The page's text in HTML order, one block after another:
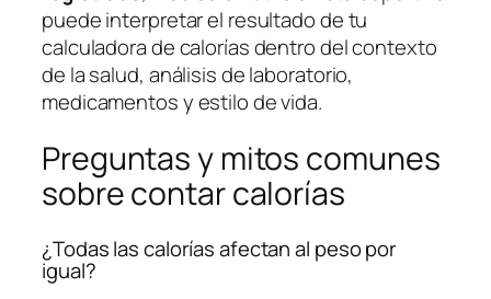
puede interpretar el resultado de tu
calculadora de calorías dentro del contexto
de la salud, análisis de laboratorio,
medicamentos y estilo de vida.
Preguntas y mitos comunes
sobre contar calorías
¿Todas las calorías afectan al peso por
igual?